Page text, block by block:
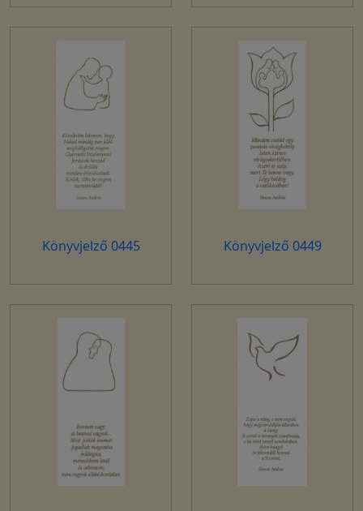
Könyvjelző 0445 Könyvjelző 0449